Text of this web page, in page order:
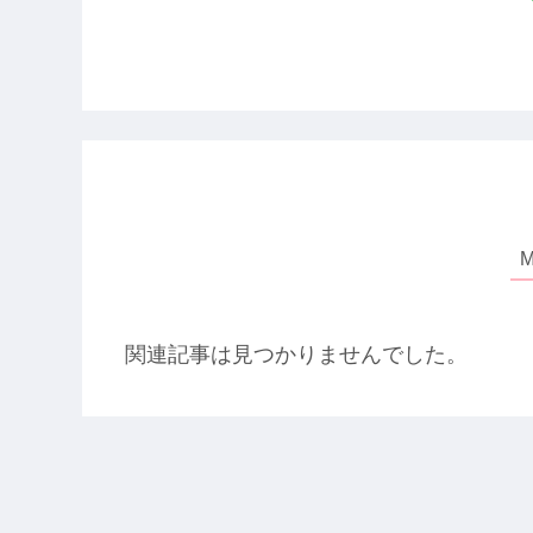
関連記事は見つかりませんでした。